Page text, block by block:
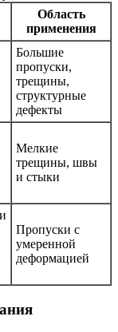
Область
применения
Большие
пропуски,
трещины,
структурные
дефекты
Мелкие
трещины, швы
и стыки
Пропуски с
умеренной
деформацией